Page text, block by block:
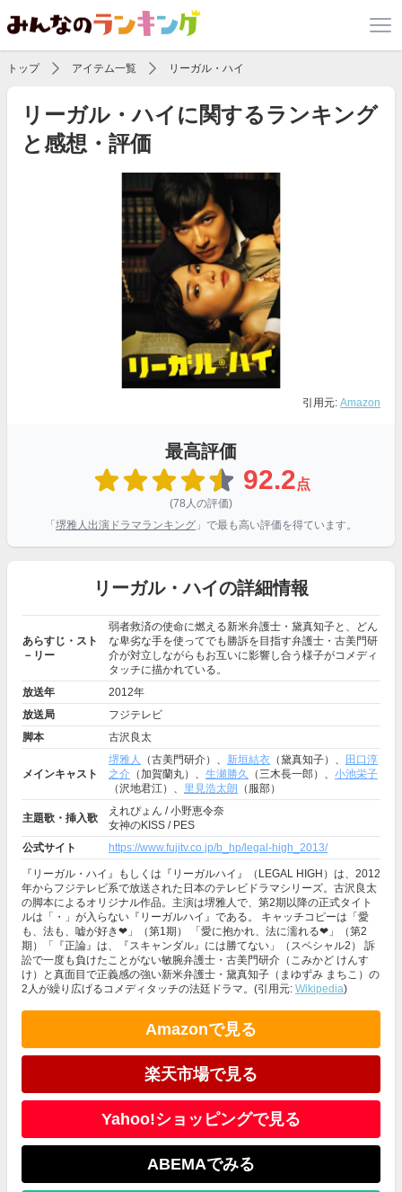
トップ アイテム一覧 リーガル・ハイ
リーガル・ハイに関するランキング
と感想・評価
引用元: Amazon
最高評価
92.2点
(78人の評価)
「 堺雅人出演ドラマランキング 」で最も高い評価を得ています。
リーガル・ハイの詳細情報
あらすじ・スト
－リー
弱者救済の使命に燃える新米弁護士・黛真知子と、どん
な卑劣な手を使ってでも勝訴を目指す弁護士・古美門研
介が対立しながらもお互いに影響し合う様子がコメディ
タッチに描かれている。
放送年
2012年
放送局
フジテレビ
脚本
古沢良太
メインキャスト
堺雅人 （古美門研介）、 新垣結衣 （黛真知子）、
田口淳
之介 （加賀蘭丸）、 生瀬勝久 （三木長一郎）、 小池栄子
（沢地君江）、 里見浩太朗 （服部）
主題歌・挿入歌
えれぴょん / 小野恵令奈
女神のKISS / PES
公式サイト
https://www.fujitv.co.jp/b_hp/legal-high_2013/
『リーガル・ハイ』もしくは『リーガルハイ』（LEGAL HIGH）は、2012
年からフジテレビ系で放送された日本のテレビドラマシリーズ。古沢良太
の脚本によるオリジナル作品。主演は堺雅人で、第2期以降の正式タイト
ルは「・」が入らない『リーガルハイ』である。 キャッチコピーは「愛
も、法も、嘘が好き❤︎」（第1期） 「愛に抱かれ、法に濡れる❤︎」（第2
期）「『正論』は、『スキャンダル』には勝てない」（スペシャル2） 訴
訟で一度も負けたことがない敏腕弁護士・古美門研介（こみかど けんす
け）と真面目で正義感の強い新米弁護士・黛真知子（まゆずみ まちこ）の
2人が繰り広げるコメディタッチの法廷ドラマ。(引用元: Wikipedia)
Amazonで見る
楽天市場で見る
Yahoo!ショッピングで見る
ABEMAでみる